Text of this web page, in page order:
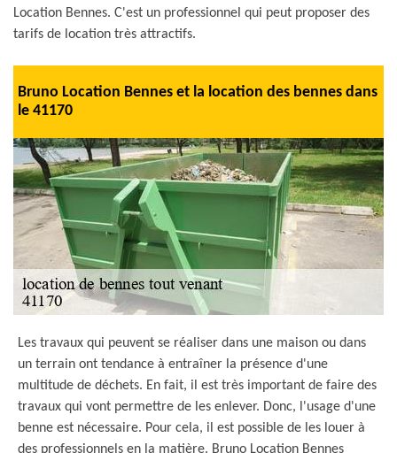
Location Bennes. C'est un professionnel qui peut proposer des
tarifs de location très attractifs.
Bruno Location Bennes et la location des bennes dans
le 41170
Les travaux qui peuvent se réaliser dans une maison ou dans
un terrain ont tendance à entraîner la présence d'une
multitude de déchets. En fait, il est très important de faire des
travaux qui vont permettre de les enlever. Donc, l'usage d'une
benne est nécessaire. Pour cela, il est possible de les louer à
des professionnels en la matière. Bruno Location Bennes